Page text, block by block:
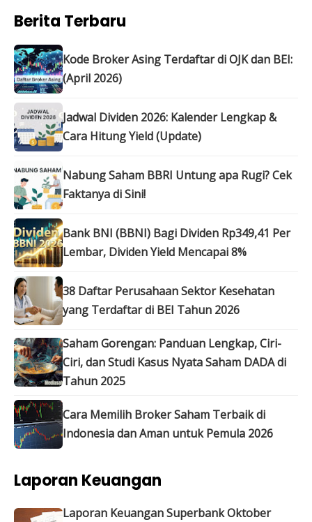
Berita Terbaru
Kode Broker Asing Terdaftar di OJK dan BEI:
(April 2026)
Jadwal Dividen 2026: Kalender Lengkap &
Cara Hitung Yield (Update)
Nabung Saham BBRI Untung apa Rugi? Cek
Faktanya di Sini!
Bank BNI (BBNI) Bagi Dividen Rp349,41 Per
Lembar, Dividen Yield Mencapai 8%
38 Daftar Perusahaan Sektor Kesehatan
yang Terdaftar di BEI Tahun 2026
Saham Gorengan: Panduan Lengkap, Ciri-
Ciri, dan Studi Kasus Nyata Saham DADA di
Tahun 2025
Cara Memilih Broker Saham Terbaik di
Indonesia dan Aman untuk Pemula 2026
Laporan Keuangan
Laporan Keuangan Superbank Oktober